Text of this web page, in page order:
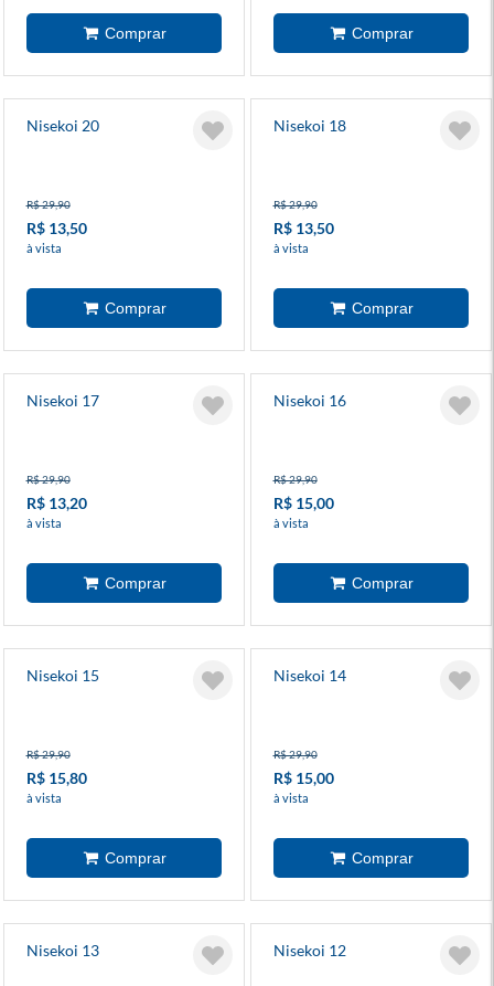
Nisekoi 20
R$ 29,90
R$ 13,50
à vista
Nisekoi 18
R$ 29,90
R$ 13,50
à vista
Nisekoi 17
R$ 29,90
R$ 13,20
à vista
Nisekoi 16
R$ 29,90
R$ 15,00
à vista
Nisekoi 15
R$ 29,90
R$ 15,80
à vista
Nisekoi 14
R$ 29,90
R$ 15,00
à vista
Nisekoi 13 Nisekoi 12